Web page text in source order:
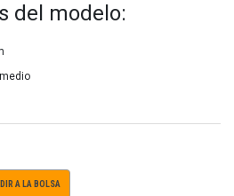
del modelo:
A LA BOLSA